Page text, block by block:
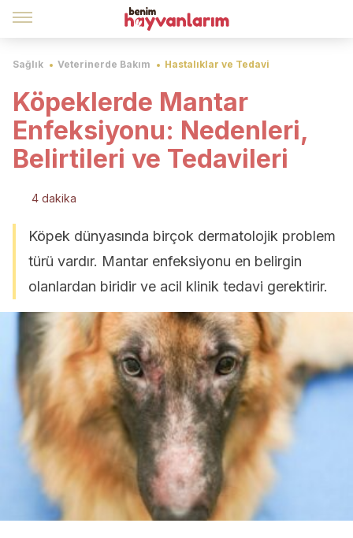
Sağlık Veterinerde Bakım Hastalıklar ve Tedavi
Köpeklerde Mantar
Enfeksiyonu: Nedenleri,
Belirtileri ve Tedavileri
4 dakika
Köpek dünyasında birçok dermatolojik problem
türü vardır. Mantar enfeksiyonu en belirgin
olanlardan biridir ve acil klinik tedavi gerektirir.